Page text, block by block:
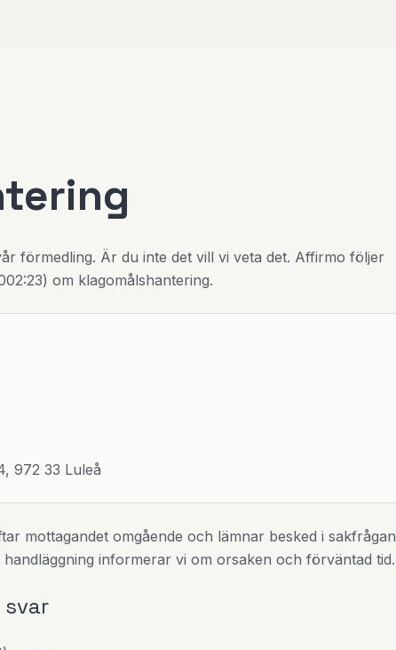
förmedling. Är du inte det vill vi veta det. Affirmo följer
om klagomålshantering.
972 33 Luleå
mottagandet omgående och lämnar besked i sakfrågan
informerar vi om orsaken och förväntad tid.
svar